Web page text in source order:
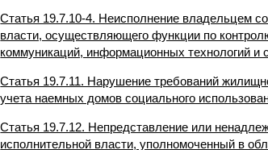
Статья 19.7.10-4. Неисполнение владельцем
власти, осуществляющего функции по
коммуникаций, информационных технологий и
Статья 19.7.11. Нарушение требований
учета наемных домов социального
Статья 19.7.12. Непредставление или
исполнительной власти, уполномоченный в